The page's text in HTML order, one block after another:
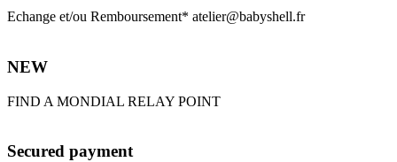
Echange et/ou Remboursement* atelier@babyshell.fr
NEW
FIND A MONDIAL RELAY POINT
Secured payment